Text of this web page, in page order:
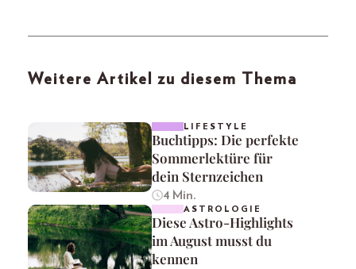
Weitere Artikel zu diesem Thema
LIFESTYLE
Buchtipps: Die perfekte
Sommerlektüre für
dein Sternzeichen
4 Min.
ASTROLOGIE
Diese Astro-Highlights
im August musst du
kennen